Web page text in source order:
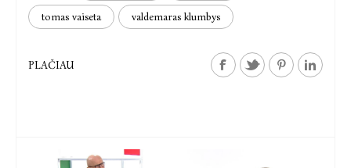
tomas vaiseta valdemaras klumbys
PLAČIAU